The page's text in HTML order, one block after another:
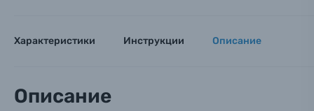
Материалы
Характеристики Инструкции Описание
Описание